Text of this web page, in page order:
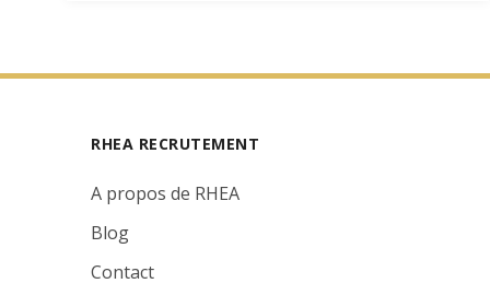
RHEA RECRUTEMENT
A propos de RHEA
Blog
Contact